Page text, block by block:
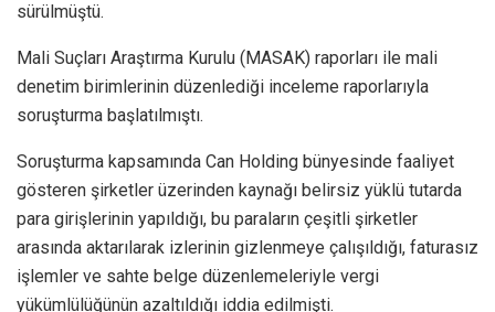
sürülmüştü.
Mali Suçları Araştırma Kurulu (MASAK) raporları ile mali
denetim birimlerinin düzenlediği inceleme raporlarıyla
soruşturma başlatılmıştı.
Soruşturma kapsamında Can Holding bünyesinde faaliyet
gösteren şirketler üzerinden kaynağı belirsiz yüklü tutarda
para girişlerinin yapıldığı, bu paraların çeşitli şirketler
arasında aktarılarak izlerinin gizlenmeye çalışıldığı, faturasız
işlemler ve sahte belge düzenlemeleriyle vergi
yükümlülüğünün azaltıldığı iddia edilmişti.